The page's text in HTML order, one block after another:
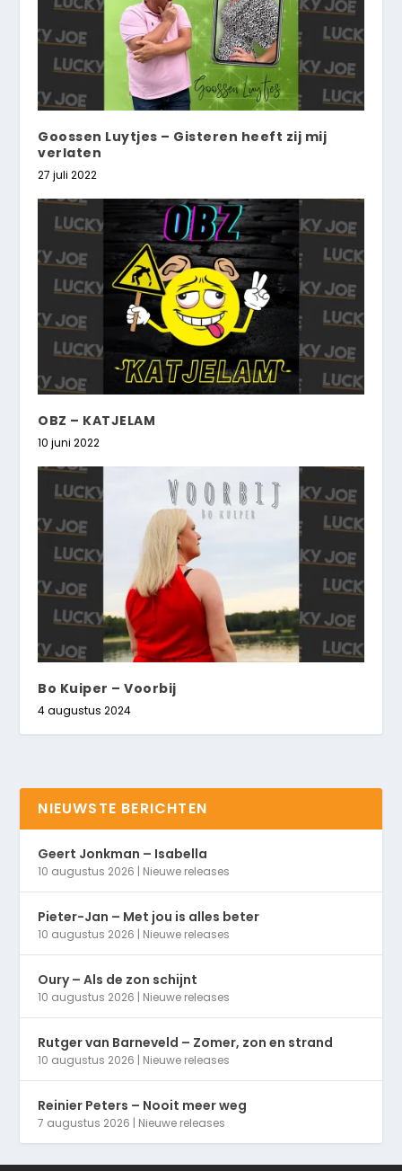
Goossen Luytjes – Gisteren heeft zij mij
verlaten
27 juli 2022
OBZ – KATJELAM
10 juni 2022
Bo Kuiper – Voorbij
4 augustus 2024
NIEUWSTE BERICHTEN
Geert Jonkman – Isabella
10 augustus 2026 | Nieuwe releases
Pieter-Jan – Met jou is alles beter
10 augustus 2026 | Nieuwe releases
Oury – Als de zon schijnt
10 augustus 2026 | Nieuwe releases
Rutger van Barneveld – Zomer, zon en strand
10 augustus 2026 | Nieuwe releases
Reinier Peters – Nooit meer weg
7 augustus 2026 | Nieuwe releases